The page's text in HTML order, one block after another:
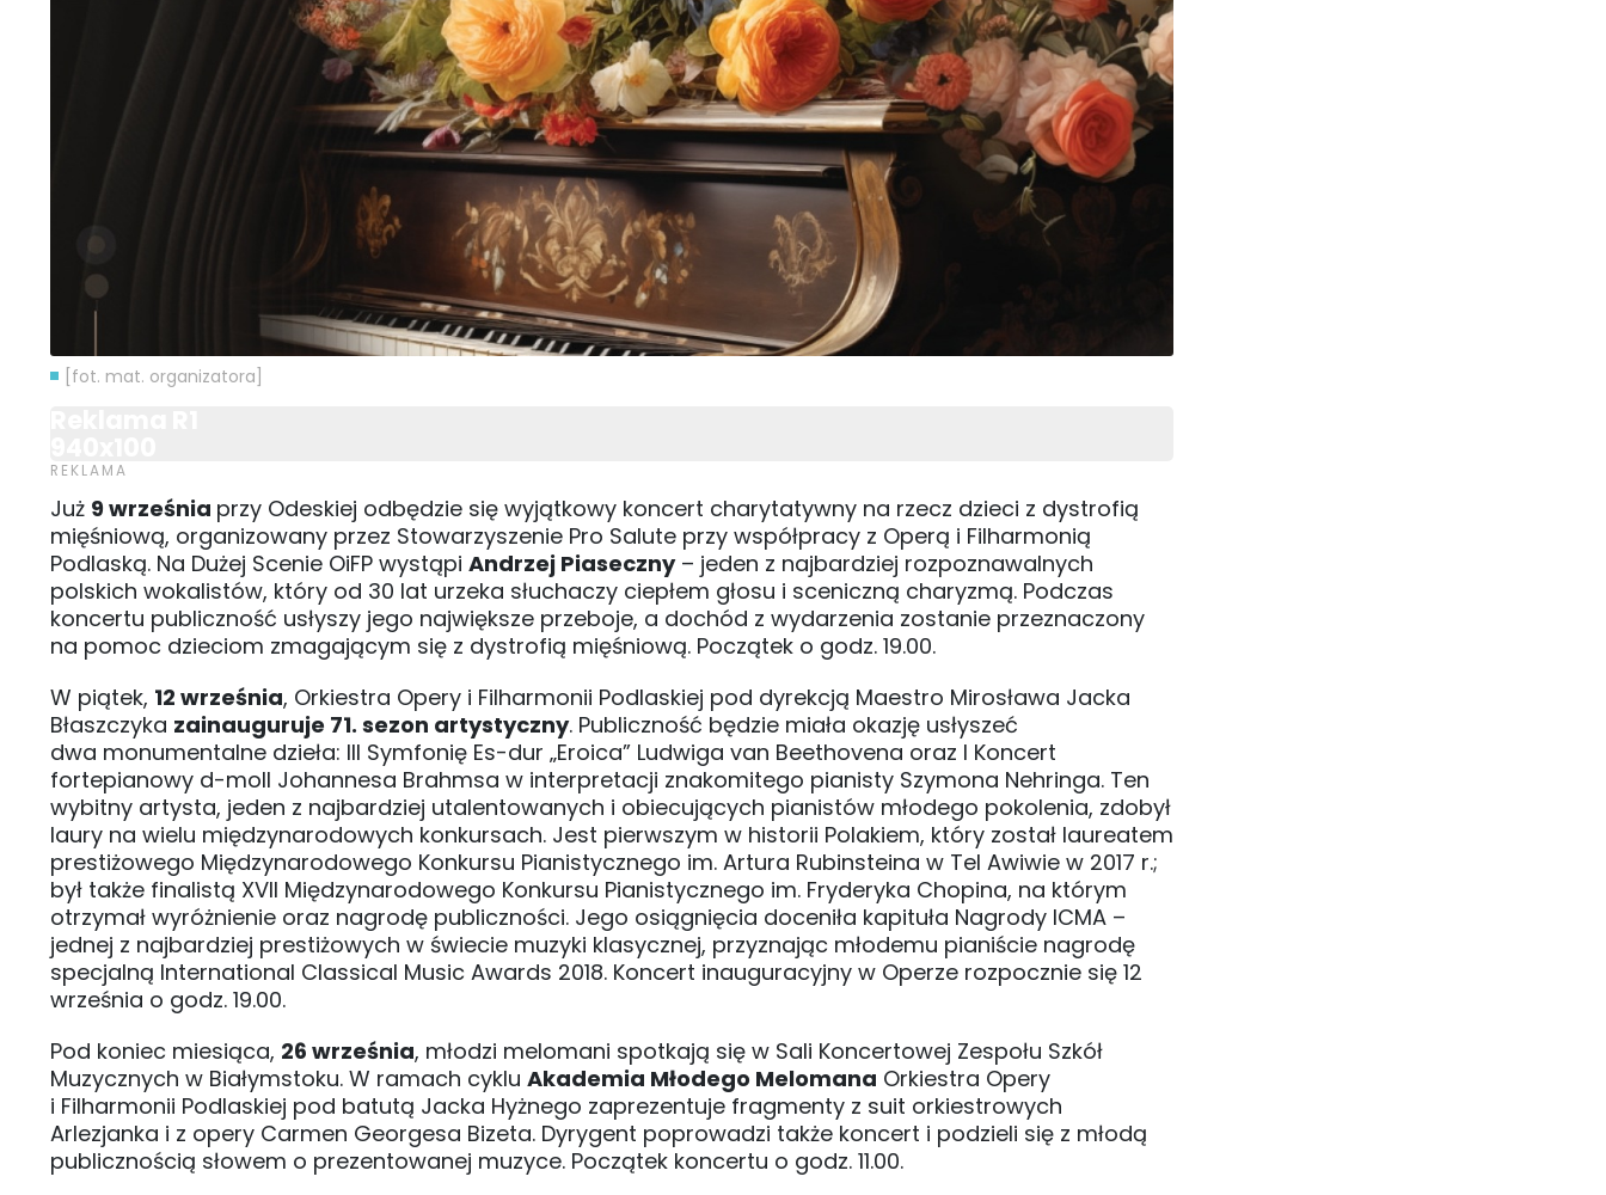
[fot. mat. organizatora]
Już 9 września przy Odeskiej odbędzie się wyjątkowy koncert charytatywny na rzecz dzieci z dystrofią
mięśniową, organizowany przez Stowarzyszenie Pro Salute przy współpracy z Operą i Filharmonią
Podlaską. Na Dużej Scenie OiFP wystąpi Andrzej Piaseczny– jeden z najbardziej rozpoznawalnych
polskich wokalistów, który od 30 lat urzeka słuchaczy ciepłem głosu i sceniczną charyzmą. Podczas
koncertu publiczność usłyszy jego największe przeboje, a dochód z wydarzenia zostanie przeznaczony
na pomoc dzieciom zmagającym się z dystrofią mięśniową. Początek o godz. 19.00.
W piątek, 12 września, Orkiestra Opery i Filharmonii Podlaskiej pod dyrekcją Maestro Mirosława Jacka
Błaszczyka zainauguruje 71. sezon artystyczny. Publiczność będzie miała okazję usłyszeć
dwa monumentalne dzieła: III Symfonię Es-dur „Eroica” Ludwiga van Beethovena oraz I Koncert
fortepianowy d-moll Johannesa Brahmsa w interpretacji znakomitego pianisty Szymona Nehringa. Ten
wybitny artysta, jeden z najbardziej utalentowanych i obiecujących pianistów młodego pokolenia, zdobył
laury na wielu międzynarodowych konkursach. Jest pierwszym w historii Polakiem, który został laureatem
prestiżowego Międzynarodowego Konkursu Pianistycznego im. Artura Rubinsteina w Tel Awiwie w 2017 r.;
był także finalistą XVII Międzynarodowego Konkursu Pianistycznego im. Fryderyka Chopina, na którym
otrzymał wyróżnienie oraz nagrodę publiczności. Jego osiągnięcia doceniła kapituła Nagrody ICMA –
jednej z najbardziej prestiżowych w świecie muzyki klasycznej, przyznając młodemu pianiście nagrodę
specjalną International Classical Music Awards 2018. Koncert inauguracyjny w Operze rozpocznie się 12
września o godz. 19.00.
Pod koniec miesiąca, 26 września, młodzi melomani spotkają się w Sali Koncertowej Zespołu Szkół
Muzycznych w Białymstoku. W ramach cyklu Akademia Młodego Melomana Orkiestra Opery
i Filharmonii Podlaskiej pod batutą Jacka Hyżnego zaprezentuje fragmenty z suit orkiestrowych
Arlezjanka i z opery Carmen Georgesa Bizeta. Dyrygent poprowadzi także koncert i podzieli się z młodą
publicznością słowem o prezentowanej muzyce. Początek koncertu o godz. 11.00.